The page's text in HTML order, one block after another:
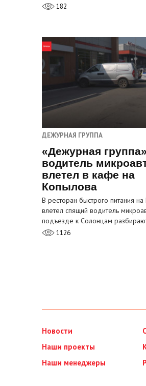
182
ДЕЖУРНАЯ ГРУППА
«Дежурная
водитель
влетел в кафе на
Копылова
В ресторан быстрого питания
влетел спящий водитель
подъезде к Солонцам
1126
Новости
Наши проекты
Наши менеджеры